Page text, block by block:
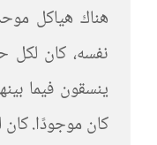
هناك هياكل
نفسه، كان لكل
ينسقون فيما
كان موجودًا.